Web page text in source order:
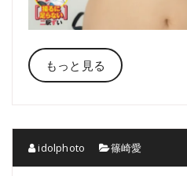
もっと見る
idolphoto 篠崎愛